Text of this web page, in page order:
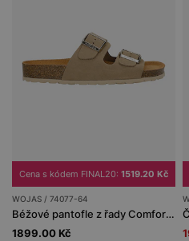
Cena s kódem FINAL20: 1519.20 Kč
WOJAS / 74077-64
Béžové pantofle z řady Comfort na korkové podrážce
1899.00 Kč